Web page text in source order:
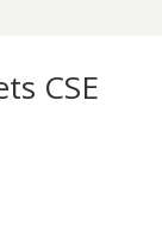
CSE